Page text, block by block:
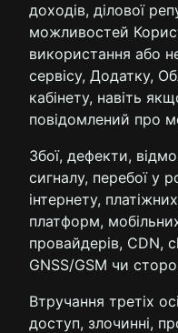
доходів, ділової
можливостей
використання або
сервісу, Додатку,
кабінету, навіть
повідомлений про
Збої, дефекти,
сигналу, перебої у
інтернету,
платформ,
провайдерів, CDN,
GNSS/GSM чи
Втручання третіх
доступ, злочинні,